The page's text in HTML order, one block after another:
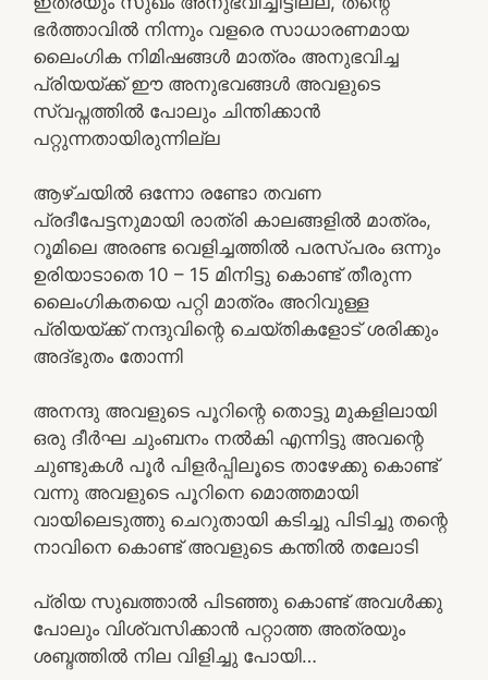
ഭർത്താവിൽ നിന്നും വളരെ സാധാരണമായ
ലൈംഗിക നിമിഷങ്ങൾ മാത്രം അനുഭവിച്ച
പ്രിയയ്ക്ക് ഈ അനുഭവങ്ങൾ അവളുടെ
സ്വപ്നത്തിൽ പോലും ചിന്തിക്കാൻ
പറ്റുന്നതായിരുന്നില്ല
ആഴ്ചയിൽ ഒന്നോ രണ്ടോ തവണ
പ്രദീപേട്ടനുമായി രാത്രി കാലങ്ങളിൽ മാത്രം,
റൂമിലെ അരണ്ട വെളിച്ചത്തിൽ പരസ്പരം ഒന്നും
ഉരിയാടാതെ 10 – 15 മിനിട്ടു കൊണ്ട് തീരുന്ന
ലൈംഗികതയെ പറ്റി മാത്രം അറിവുള്ള
പ്രിയയ്ക്ക് നന്ദുവിന്റെ ചെയ്തികളോട് ശരിക്കും
അദ്‌ഭുതം തോന്നി
അനന്ദു അവളുടെ പൂറിന്റെ തൊട്ടു മുകളിലായി
ഒരു ദീർഘ ചുംബനം നൽകി എന്നിട്ടു അവന്റെ
ചുണ്ടുകൾ പൂർ പിളർപ്പിലൂടെ താഴേക്കു കൊണ്ട്
വന്നു അവളുടെ പൂറിനെ മൊത്തമായി
വായിലെടുത്തു ചെറുതായി കടിച്ചു പിടിച്ചു തന്റെ
നാവിനെ കൊണ്ട് അവളുടെ കന്തിൽ തലോടി
പ്രിയ സുഖത്താൽ പിടഞ്ഞു കൊണ്ട് അവൾക്കു
പോലും വിശ്വസിക്കാൻ പറ്റാത്ത അത്രയും
ശബ്ദത്തിൽ നില വിളിച്ചു പോയി…